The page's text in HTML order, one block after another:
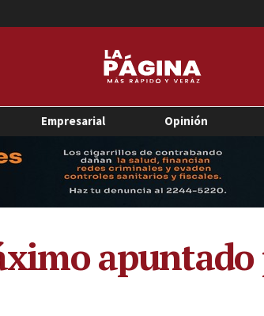
Empresarial Opinión